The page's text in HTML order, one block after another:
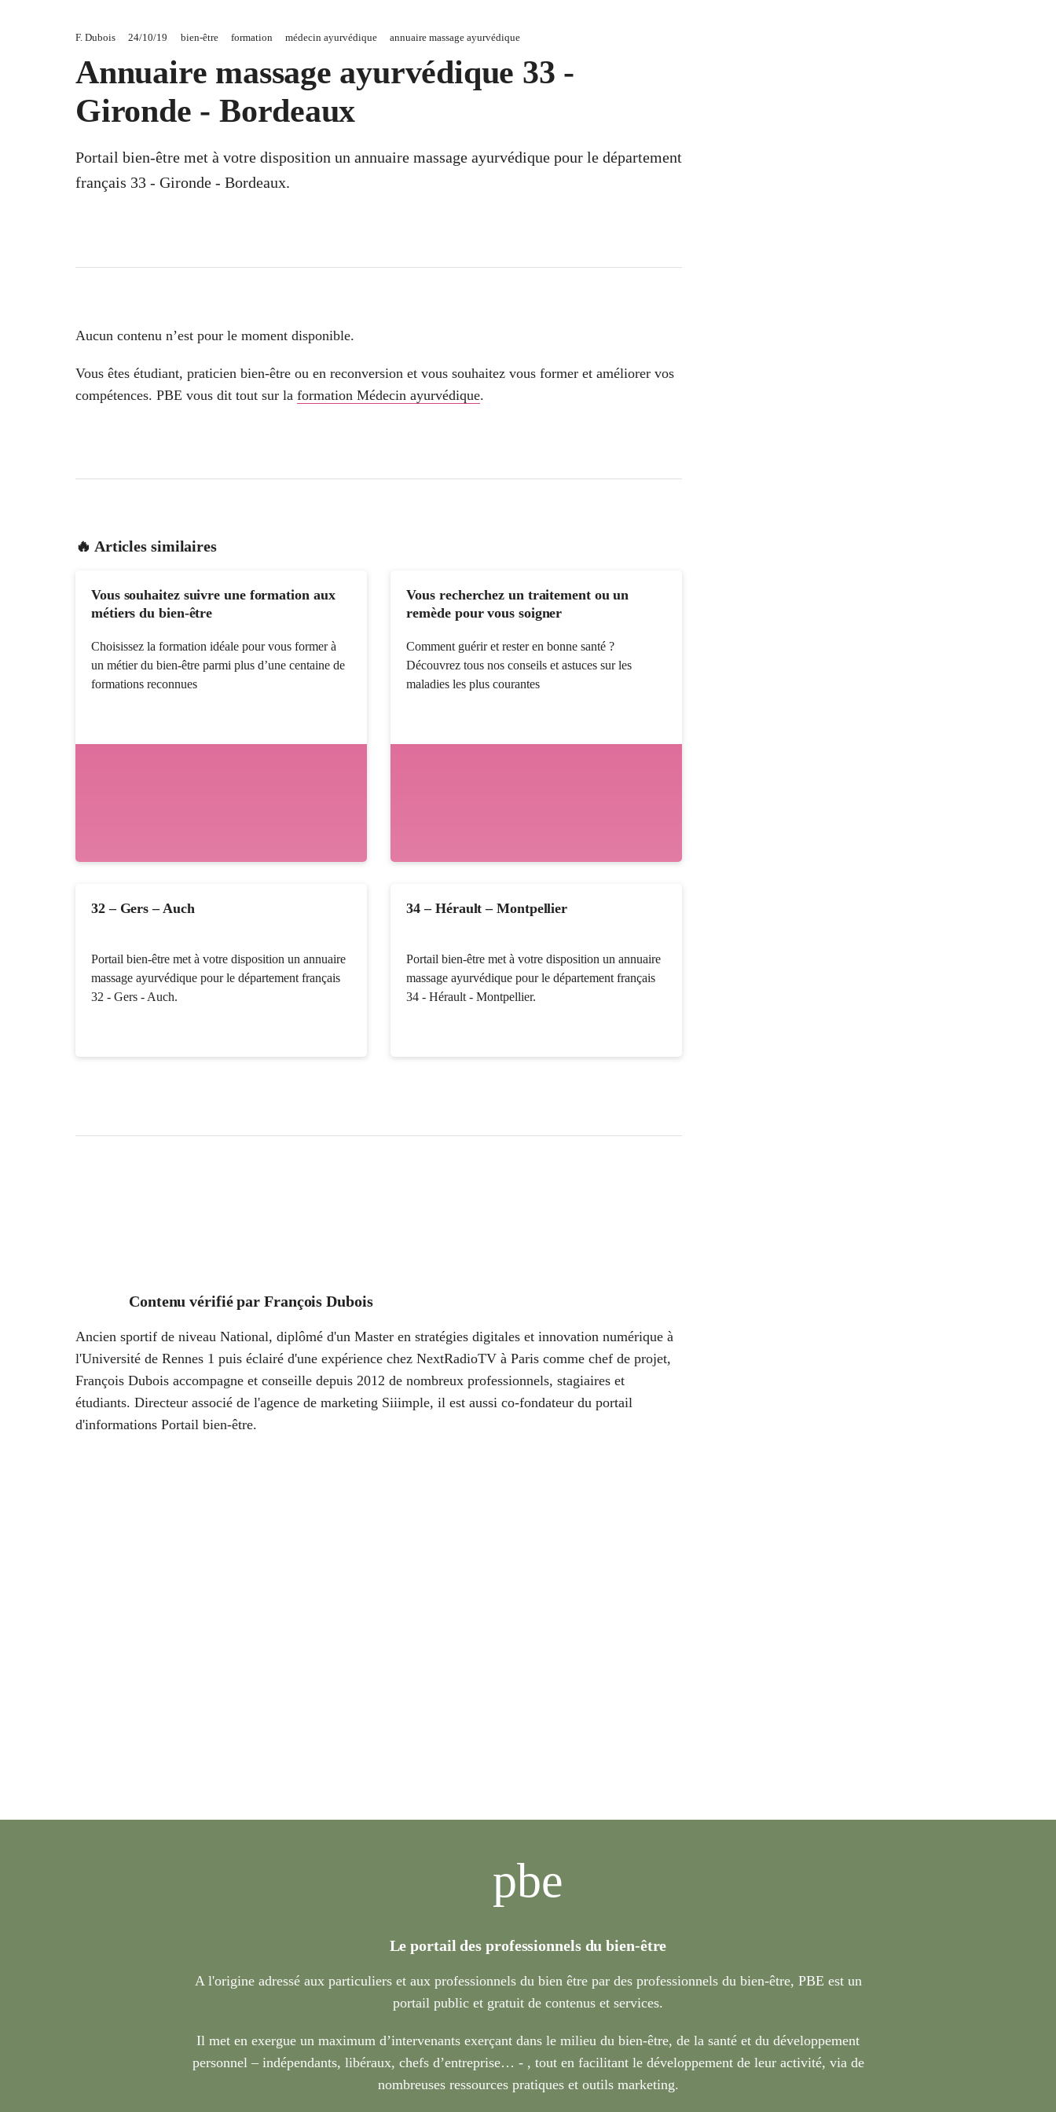
F. Dubois 24/10/19 bien-être formation médecin ayurvédique annuaire massage ayurvédique
Annuaire massage ayurvédique 33 -
Gironde - Bordeaux
Portail bien-être met à votre disposition un annuaire massage ayurvédique pour le département
français 33 - Gironde - Bordeaux.
Aucun contenu n’est pour le moment disponible.
Vous êtes étudiant, praticien bien-être ou en reconversion et vous souhaitez vous former et améliorer vos
compétences. PBE vous dit tout sur la formation Médecin ayurvédique.
🔥 Articles similaires
Vous souhaitez suivre une formation aux
métiers du bien-être
Choisissez la formation idéale pour vous former à
un métier du bien-être parmi plus d’une centaine de
formations reconnues
Vous recherchez un traitement ou un
remède pour vous soigner
Comment guérir et rester en bonne santé ?
Découvrez tous nos conseils et astuces sur les
maladies les plus courantes
32 – Gers – Auch
Portail bien-être met à votre disposition un annuaire
massage ayurvédique pour le département français
32 - Gers - Auch.
34 – Hérault – Montpellier
Portail bien-être met à votre disposition un annuaire
massage ayurvédique pour le département français
34 - Hérault - Montpellier.
Contenu vérifié par François Dubois
Ancien sportif de niveau National, diplômé d'un Master en stratégies digitales et innovation numérique à
l'Université de Rennes 1 puis éclairé d'une expérience chez NextRadioTV à Paris comme chef de projet,
François Dubois accompagne et conseille depuis 2012 de nombreux professionnels, stagiaires et
étudiants. Directeur associé de l'agence de marketing Siiimple, il est aussi co-fondateur du portail
d'informations Portail bien-être.
pbe
Le portail des professionnels du bien-être
A l'origine adressé aux particuliers et aux professionnels du bien être par des professionnels du bien-être, PBE est un
portail public et gratuit de contenus et services.
Il met en exergue un maximum d’intervenants exerçant dans le milieu du bien-être, de la santé et du développement
personnel – indépendants, libéraux, chefs d’entreprise… - , tout en facilitant le développement de leur activité, via de
nombreuses ressources pratiques et outils marketing.